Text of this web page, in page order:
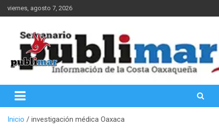
Saltar
al
viernes, agosto 7, 2026
PubliMar
Inicio investigación médica Oaxaca